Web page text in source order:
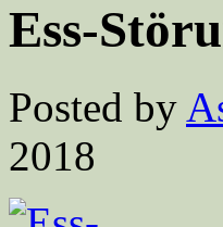
Ess-
Posted by
2018